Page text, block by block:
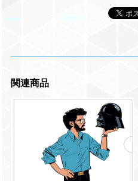
関連商品